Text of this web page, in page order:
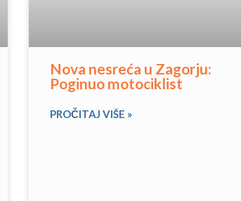
Nova nesreća u Zagorju:
Poginuo motociklist
PROČITAJ VIŠE »